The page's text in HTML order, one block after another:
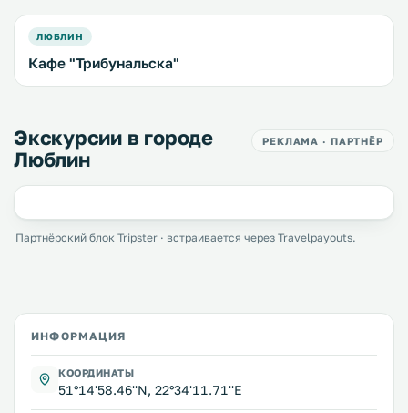
ЛЮБЛИН
Кафе "Трибунальска"
Экскурсии в городе
Люблин
РЕКЛАМА · ПАРТНЁР
Партнёрский блок Tripster · встраивается через Travelpayouts.
ИНФОРМАЦИЯ
КООРДИНАТЫ
51°14'58.46''N, 22°34'11.71''E